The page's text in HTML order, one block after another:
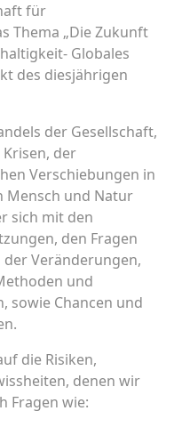
für
Thema „Die Zukunft
Globales
des diesjährigen
der Gesellschaft,
der
Verschiebungen in
Mensch und Natur
sich mit den
den Fragen
der Veränderungen,
und
sowie Chancen und
die Risiken,
denen wir
Fragen wie: